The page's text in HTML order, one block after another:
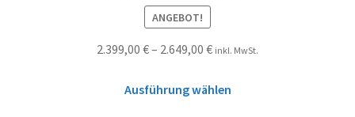
ANGEBOT!
2.399,00 €– 2.649,00 € inkl. MwSt.
Ausführung wählen